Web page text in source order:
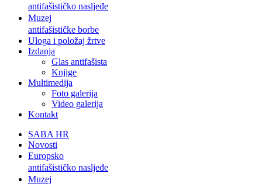
antifašističko nasljeđe
Muzej
antifašističke borbe
Uloga i položaj žrtve
Izdanja
Glas antifašista
Knjige
Multimedija
Foto galerija
Video galerija
Kontakt
SABA HR
Novosti
Europsko
antifašističko nasljeđe
Muzej